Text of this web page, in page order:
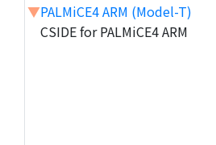
▼PALMiCE4 ARM (Model-T)
CSIDE for PALMiCE4 ARM